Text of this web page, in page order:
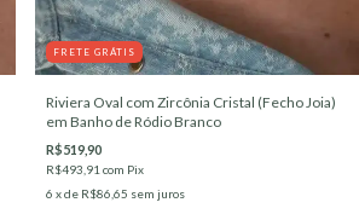
FRETE GRÁTIS
Riviera Oval com Zircônia Cristal (Fecho Joia)
em Banho de Ródio Branco
R$519,90
R$493,91com Pix
6 x de R$86,65 sem juros